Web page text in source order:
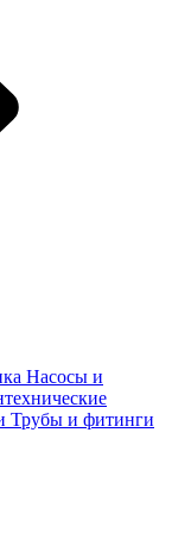
Насосы и
Трубы и фитинги